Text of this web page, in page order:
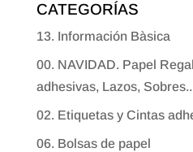
CATEGORÍAS
13. Información Bàsica
00. NAVIDAD. Papel
adhesivas, Lazos,
02. Etiquetas y Cintas
06. Bolsas de papel